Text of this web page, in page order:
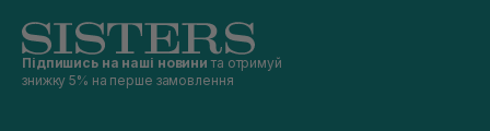
Підпишись на наші новини та отримуй
знижку 5% на перше замовлення